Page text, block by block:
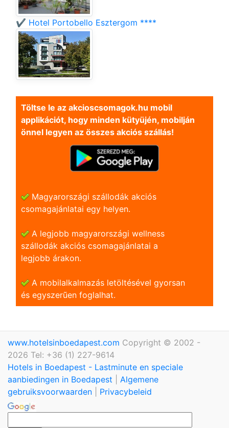
✔️ Hotel Portobello Esztergom ****
Töltse le az akcioscsomagok.hu mobil
applikációt, hogy minden kütyüjén, mobilján
önnel legyen az összes akciós szállás!
Magyarországi szállodák akciós
csomagajánlatai egy helyen.
A legjobb magyarországi wellness
szállodák akciós csomagajánlatai a
legjobb árakon.
A mobilalkalmazás letöltésével gyorsan
és egyszerũen foglalhat.
www.hotelsinboedapest.com Copyright © 2002 -
2026 Tel: +36 (1) 227-9614
Hotels in Boedapest - Lastminute en speciale
aanbiedingen in Boedapest
Algemene
gebruiksvoorwaarden
Privacybeleid